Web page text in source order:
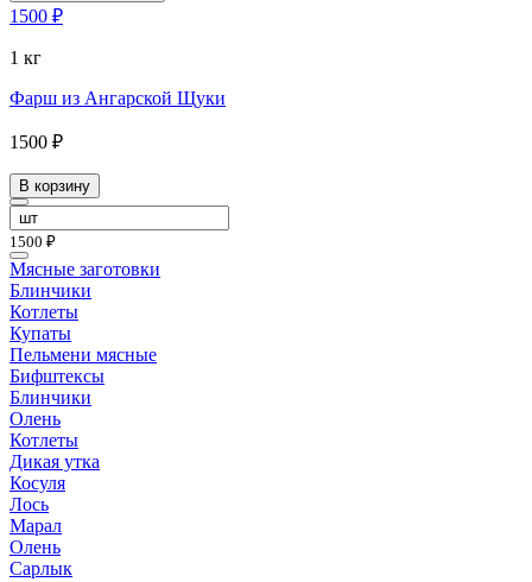
1500 ₽
1 кг
Фарш из Ангарской Щуки
1500 ₽
В корзину
1500 ₽
Мясные заготовки
Блинчики
Котлеты
Купаты
Пельмени мясные
Бифштексы
Блинчики
Олень
Котлеты
Дикая утка
Косуля
Лось
Марал
Олень
Сарлык